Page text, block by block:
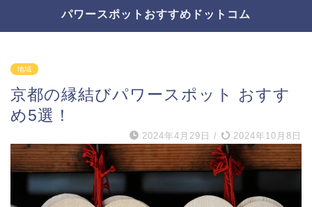
パワースポットおすすめドットコム
地域
京都の縁結びパワースポット おすす
め5選！
2024年4月29日 / 2024年10月8日